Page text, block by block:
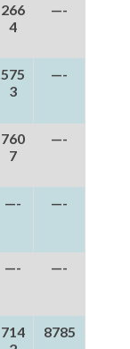
266
4
—-
575
3
—-
760
7
—-
—- —-
—- —-
714
8785